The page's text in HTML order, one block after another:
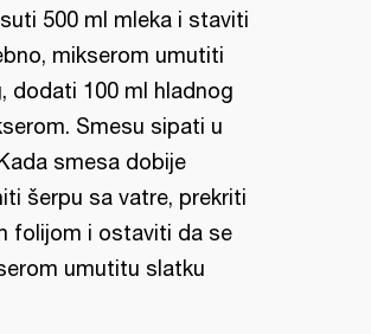
500 ml mleka i staviti
mikserom umutiti
dodati 100 ml hladnog
Smesu sipati u
smesa dobije
šerpu sa vatre, prekriti
folijom i ostaviti da se
umutitu slatku